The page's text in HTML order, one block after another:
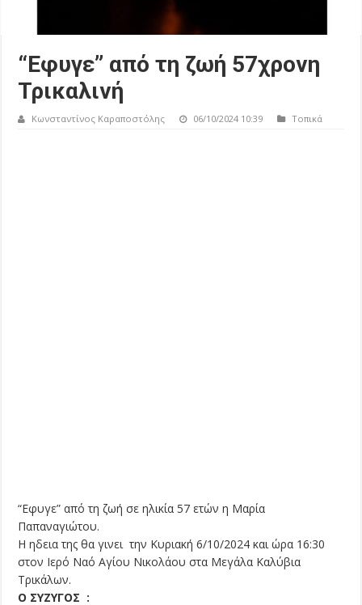
“Εφυγε” από τη ζωή 57χρονη
Τρικαλινή
Κωνσταντίνος Καραποστόλης 06/10/2024 10:39 Τοπικά
“Εφυγε” από τη ζωή σε ηλικία 57 ετών η Μαρία
Παπαναγιώτου.
Η ηδεια της θα γινει την Κυριακή 6/10/2024 και ώρα 16:30
στον Ιερό Ναό Αγίου Νικολάου στα Μεγάλα Καλύβια
Τρικάλων.
Ο ΣΥΖΥΓΟΣ :